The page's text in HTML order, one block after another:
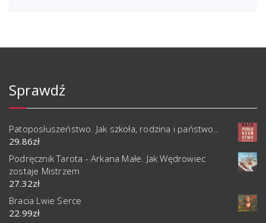
Sprawdź
Patoposłuszeństwo. Jak szkoła, rodzina i państwo..
29.86zł
Podręcznik Tarota - Arkana Małe. Jak Wędrowiec
zostaje Mistrzem
27.32zł
Bracia Lwie Serce
22.99zł